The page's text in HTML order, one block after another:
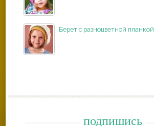
Берет с разноцветной планкой
подпишись